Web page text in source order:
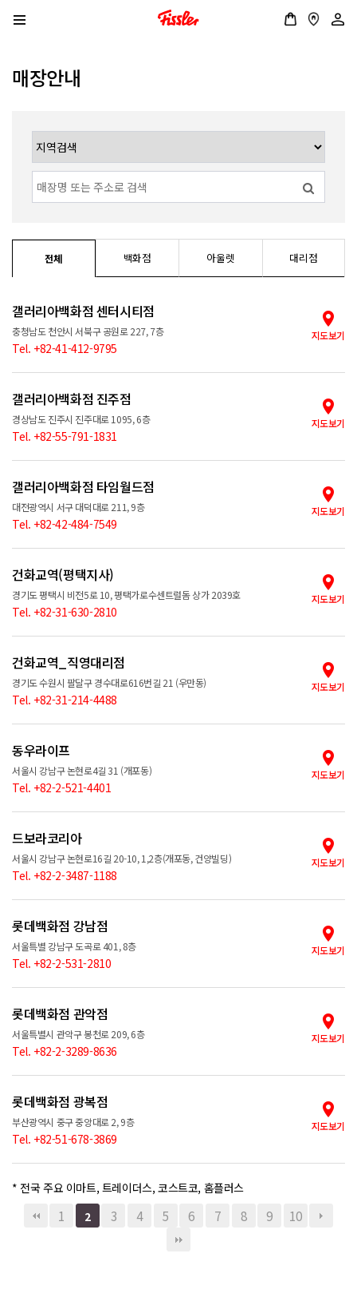
매장안내
전체 백화점 아울렛 대리점
갤러리아백화점 센터시티점
지도보기
충청남도 천안시 서북구 공원로 227, 7층
Tel. +82-41-412-9795
갤러리아백화점 진주점
지도보기
경상남도 진주시 진주대로 1095, 6층
Tel. +82-55-791-1831
갤러리아백화점 타임월드점
지도보기
대전광역시 서구 대덕대로 211, 9층
Tel. +82-42-484-7549
건화교역(평택지사)
지도보기
경기도 평택시 비전5로 10, 평택가로수센트럴돔 상가 2039호
Tel. +82-31-630-2810
건화교역_직영대리점
지도보기
경기도 수원시 팔달구 경수대로616번길 21 (우만동)
Tel. +82-31-214-4488
동우라이프
지도보기
서울시 강남구 논현로4길 31 (개포동)
Tel. +82-2-521-4401
드보라코리아
지도보기
서울시 강남구 논현로16길 20-10, 1,2층(개포동, 건양빌딩)
Tel. +82-2-3487-1188
롯데백화점 강남점
지도보기
서울특별 강남구 도곡로 401, 8층
Tel. +82-2-531-2810
롯데백화점 관악점
지도보기
서울특별시 관악구 봉천로 209, 6층
Tel. +82-2-3289-8636
롯데백화점 광복점
지도보기
부산광역시 중구 중앙대로 2, 9층
Tel. +82-51-678-3869
* 전국 주요 이마트, 트레이더스, 코스트코, 홈플러스
1 2 3 4 5 6 7 8 9 10